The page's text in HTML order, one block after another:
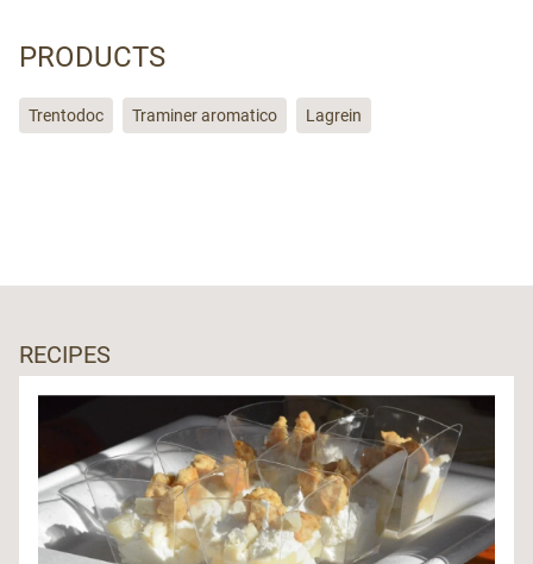
PRODUCTS
Trentodoc Traminer aromatico Lagrein
RECIPES